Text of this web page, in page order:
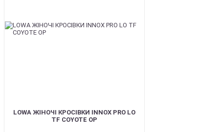
LOWA ЖІНОЧІ КРОСІВКИ INNOX PRO LO
TF COYOTE OP